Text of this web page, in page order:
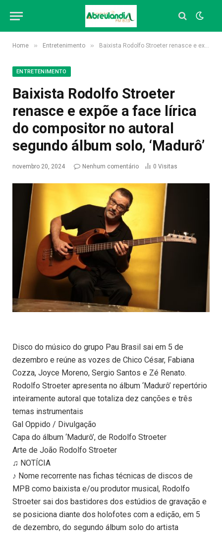
Home » Entretenimento » Baixista Rodolfo Stroeter renasce e expõe a face lírica do compositor no autoral segundo álbum solo, ‘Madurô’
ENTRETENIMENTO
Baixista Rodolfo Stroeter
renasce e expõe a face lírica
do compositor no autoral
segundo álbum solo, ‘Madurô’
novembro 20, 2024 Nenhum comentário 0 Visitas
Disco do músico do grupo Pau Brasil sai em 5 de
dezembro e reúne as vozes de Chico César, Fabiana
Cozza, Joyce Moreno, Sergio Santos e Zé Renato.
Rodolfo Stroeter apresenta no álbum ‘Madurô’ repertório
inteiramente autoral que totaliza dez canções e três
temas instrumentais
Gal Oppido / Divulgação
Capa do álbum ‘Madurô’, de Rodolfo Stroeter
Arte de João Rodolfo Stroeter
♫ NOTÍCIA
♪ Nome recorrente nas fichas técnicas de discos de
MPB como baixista e/ou produtor musical, Rodolfo
Stroeter sai dos bastidores dos estúdios de gravação e
se posiciona diante dos holofotes com a edição, em 5
de dezembro, do segundo álbum solo do artista